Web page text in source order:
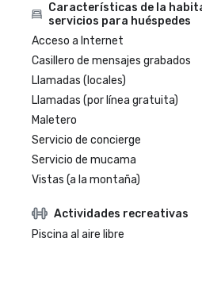
Características de la
servicios para huéspedes
Acceso a Internet
Casillero de mensajes grabados
Llamadas (locales)
Llamadas (por línea gratuita)
Maletero
Servicio de concierge
Servicio de mucama
Vistas (a la montaña)
Actividades recreativas
Piscina al aire libre